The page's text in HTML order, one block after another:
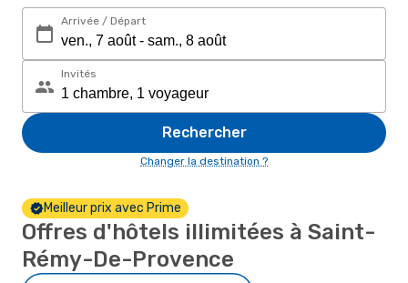
Arrivée / Départ
Invités
Rechercher
Changer la destination ?
Meilleur prix avec Prime
Offres d'hôtels illimitées à Saint-
Rémy-De-Provence